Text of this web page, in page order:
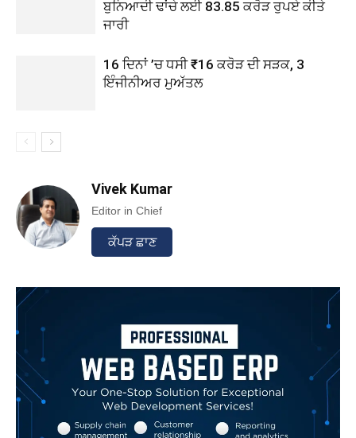
ਬੁਨਿਆਦੀ ਢਾਂਚੇ ਲਈ 83.85 ਕਰੋੜ ਰੁਪਏ ਕੀਤੇ
ਜਾਰੀ
16 ਦਿਨਾਂ ’ਚ ਧਸੀ ₹16 ਕਰੋੜ ਦੀ ਸੜਕ, 3
ਇੰਜੀਨੀਅਰ ਮੁਅੱਤਲ
Vivek Kumar
Editor in Chief
ਕੱਪੜ ਛਾਣ